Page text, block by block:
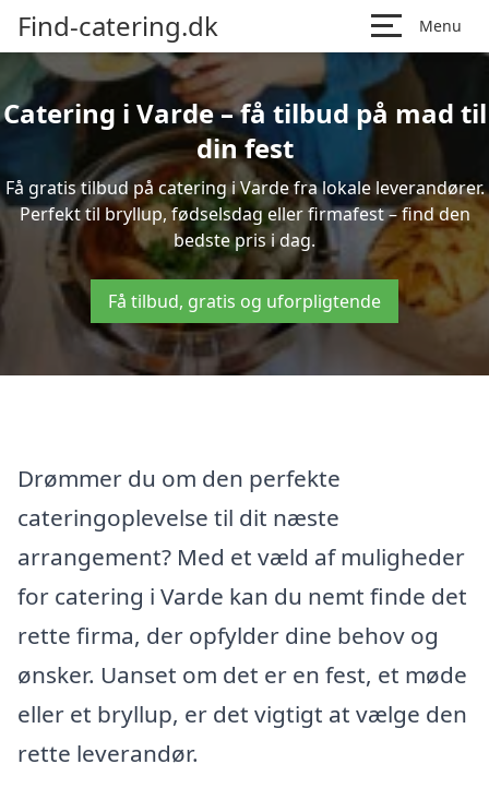
Find-catering.dk Menu
Catering i Varde – få tilbud på mad til
din fest
Få gratis tilbud på catering i Varde fra lokale leverandører.
Perfekt til bryllup, fødselsdag eller firmafest – find den
bedste pris i dag.
Få tilbud, gratis og uforpligtende
Drømmer du om den perfekte
cateringoplevelse til dit næste
arrangement? Med et væld af muligheder
for catering i Varde kan du nemt finde det
rette firma, der opfylder dine behov og
ønsker. Uanset om det er en fest, et møde
eller et bryllup, er det vigtigt at vælge den
rette leverandør.